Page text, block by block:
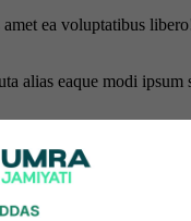
ea voluptatibus
alias eaque modi
biz cookie-fayllardan